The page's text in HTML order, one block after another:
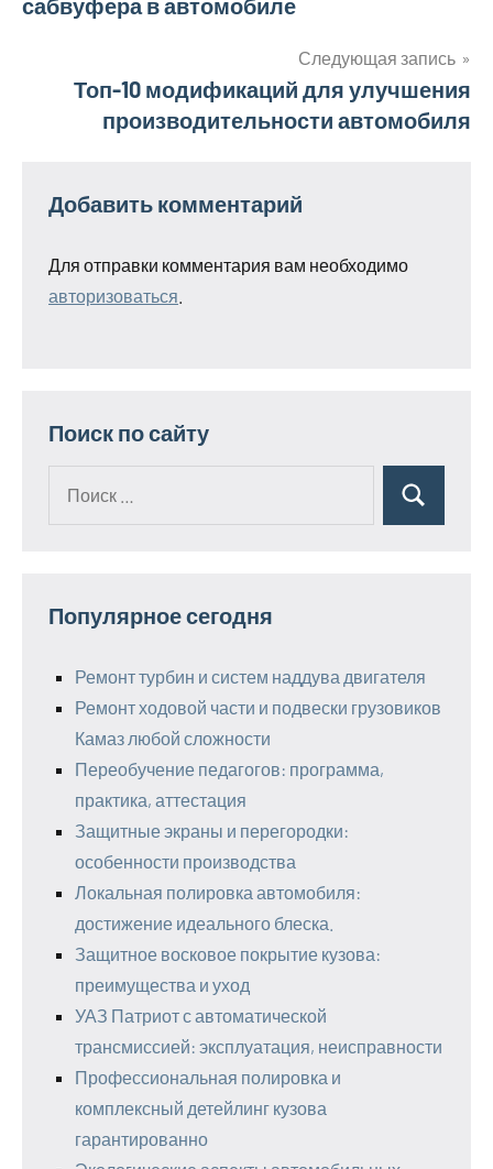
по
сабвуфера в автомобиле
Следующая запись
Топ-10 модификаций для улучшения
производительности автомобиля
Добавить комментарий
Для отправки комментария вам необходимо
авторизоваться
Поиск по сайту
Поиск
Популярное сегодня
Ремонт турбин и систем наддува двигателя
Ремонт ходовой части и подвески грузовиков
Камаз любой сложности
Переобучение педагогов: программа,
практика, аттестация
Защитные экраны и перегородки:
особенности производства
Локальная полировка автомобиля:
достижение идеального блеска.
Защитное восковое покрытие кузова:
преимущества и уход
УАЗ Патриот с автоматической
трансмиссией: эксплуатация, неисправности
Профессиональная полировка и
комплексный детейлинг кузова
гарантированно